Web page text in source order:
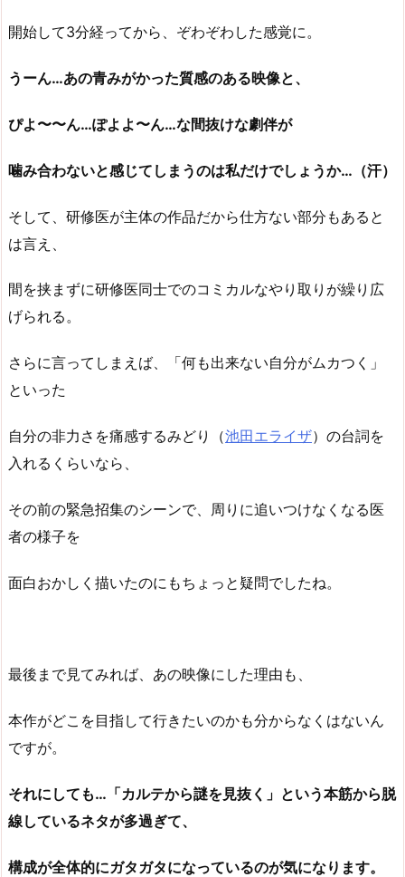
開始して3分経ってから、ぞわぞわした感覚に。
うーん…あの青みがかった質感のある映像と、
ぴよ〜〜ん…ぽよよ〜ん…な間抜けな劇伴が
噛み合わないと感じてしまうのは私だけでしょうか…（汗）
そして、研修医が主体の作品だから仕方ない部分もあると
は言え、
間を挟まずに研修医同士でのコミカルなやり取りが繰り広
げられる。
さらに言ってしまえば、「何も出来ない自分がムカつく」
といった
自分の非力さを痛感するみどり（池田エライザ）の台詞を
入れるくらいなら、
その前の緊急招集のシーンで、周りに追いつけなくなる医
者の様子を
面白おかしく描いたのにもちょっと疑問でしたね。
最後まで見てみれば、あの映像にした理由も、
本作がどこを目指して行きたいのかも分からなくはないん
ですが。
それにしても…「カルテから謎を見抜く」という本筋から脱
線しているネタが多過ぎて、
構成が全体的にガタガタになっているのが気になります。